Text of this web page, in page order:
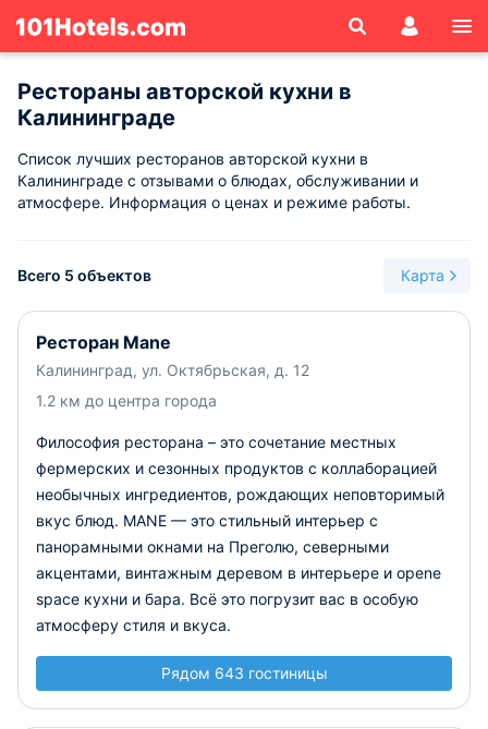
Рестораны авторской кухни в
Калининграде
Список лучших ресторанов авторской кухни в
Калининграде с отзывами о блюдах, обслуживании и
атмосфере. Информация о ценах и режиме работы.
Всего 5 объектов Карта
Ресторан Mane
Калининград, ул. Октябрьская, д. 12
1.2 км до центра города
Философия ресторана – это сочетание местных
фермерских и сезонных продуктов с коллаборацией
необычных ингредиентов, рождающих неповторимый
вкус блюд. MANE — это стильный интерьер с
панорамными окнами на Преголю, северными
акцентами, винтажным деревом в интерьере и opene
space кухни и бара. Всё это погрузит вас в особую
атмосферу стиля и вкуса.
Рядом 643 гостиницы